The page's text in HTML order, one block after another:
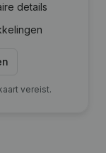
details
vereist.